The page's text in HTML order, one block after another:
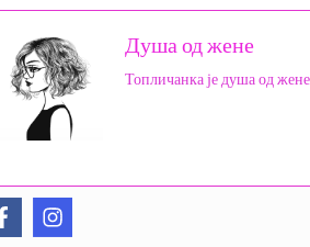
Душа од жене
Топличанка је душа од